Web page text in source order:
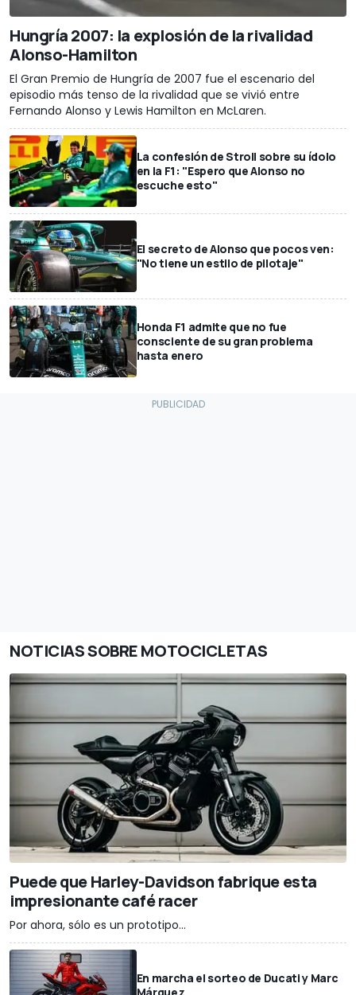
Hungría 2007: la explosión de la rivalidad
Alonso-Hamilton
El Gran Premio de Hungría de 2007 fue el escenario del
episodio más tenso de la rivalidad que se vivió entre
Fernando Alonso y Lewis Hamilton en McLaren.
La confesión de Stroll sobre su ídolo
en la F1: "Espero que Alonso no
escuche esto"
El secreto de Alonso que pocos ven:
"No tiene un estilo de pilotaje"
Honda F1 admite que no fue
consciente de su gran problema
hasta enero
NOTICIAS SOBRE MOTOCICLETAS
Puede que Harley-Davidson fabrique esta
impresionante café racer
Por ahora, sólo es un prototipo...
En marcha el sorteo de Ducati y Marc